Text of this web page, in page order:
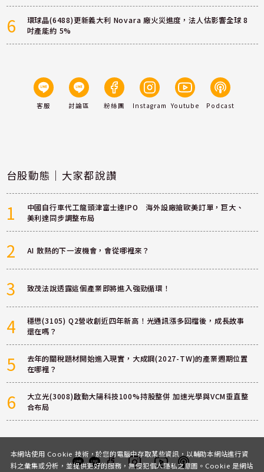
6
環球晶(6488)更新義大利 Novara 廠火災進度，法人估影響全球 8
吋產能約 5%
客服 討論區 粉絲團 Instagram Youtube Podcast
台股動態｜大家都說讚
1
中國自行車代工龍頭津富士達IPO 海外設廠搶歐美訂單，巨大、
美利達同步調整布局
2 AI 散熱的下一波機會，會從哪裡來？
3 致茂法說透露這個產業即將進入強勁循環！
4
穩懋(3105) Q2營收創近四年新高！光通訊漲多回檔後，成長故事
還在嗎？
5
去年的關稅題材開始進入現實，大成鋼(2027-TW)的產業週期位置
在哪裡？
6
大立光(3008)啟動大陽科技100%持股整併 加速光學與VCM垂直整
合布局
本網站使用 Cookie 技術，於您的電腦中存取某些資訊，以輔助本網站進行資
料之彙集或分析，並提供更好的服務，無侵犯個人隱私之意圖。Cookie 是網站